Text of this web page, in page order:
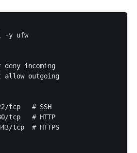
-y ufw
incoming
allow outgoing
tcp   # SSH
tcp   # HTTP
tcp  # HTTPS